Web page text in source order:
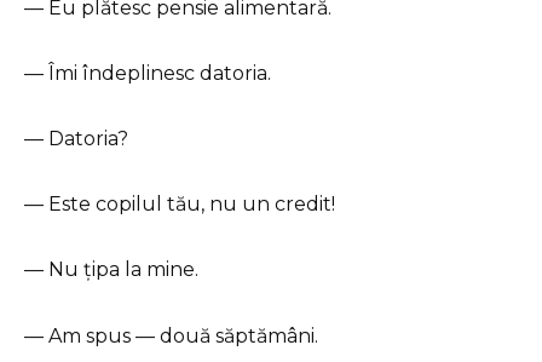
— Eu plătesc pensie alimentară.
— Îmi îndeplinesc datoria.
— Datoria?
— Este copilul tău, nu un credit!
— Nu țipa la mine.
— Am spus — două săptămâni.